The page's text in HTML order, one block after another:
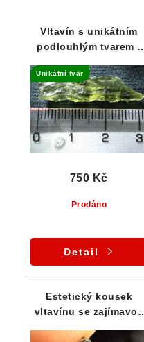
Vltavín s unikátním
podlouhlým tvarem -
Unikátní tvar
Prodáno
750 Kč
Detail
Estetický kousek
vltavínu se zajímavou